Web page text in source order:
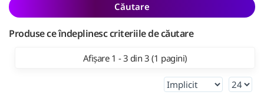
Căutare
Produse ce îndeplinesc criteriile de căutare
Afișare 1 - 3 din 3 (1 pagini)